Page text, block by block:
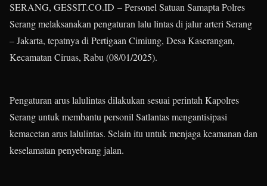
SERANG, GESSIT.CO.ID – Personel Satuan Samapta Polres
Serang melaksanakan pengaturan lalu lintas di jalur arteri Serang
– Jakarta, tepatnya di Pertigaan Cimiung, Desa Kaserangan,
Kecamatan Ciruas, Rabu (08/01/2025).
Pengaturan arus lalulintas dilakukan sesuai perintah Kapolres
Serang untuk membantu personil Satlantas mengantisipasi
kemacetan arus lalulintas. Selain itu untuk menjaga keamanan dan
keselamatan penyebrang jalan.